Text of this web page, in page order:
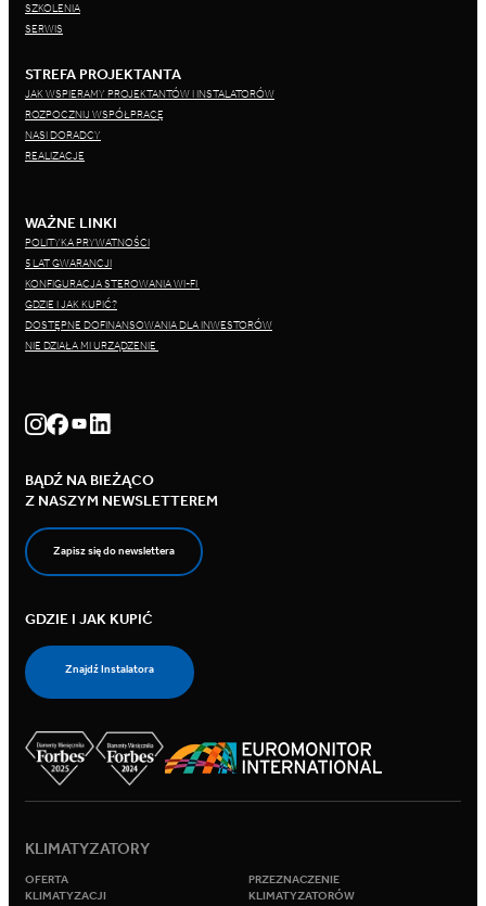
SZKOLENIA
SERWIS
STREFA PROJEKTANTA
JAK WSPIERAMY PROJEKTANTÓW I INSTALATORÓW
ROZPOCZNIJ WSPÓŁPRACĘ
NASI DORADCY
REALIZACJE
WAŻNE LINKI
POLITYKA PRYWATNOŚCI
5 LAT GWARANCJI
KONFIGURACJA STEROWANIA WI-FI
GDZIE I JAK KUPIĆ?
DOSTĘPNE DOFINANSOWANIA DLA INWESTORÓW
NIE DZIAŁA MI URZĄDZENIE
BĄDŹ NA BIEŻĄCO
Z NASZYM NEWSLETTEREM
Zapisz się do newslettera
GDZIE I JAK KUPIĆ
Znajdź Instalatora
KLIMATYZATORY
OFERTA
KLIMATYZACJI
PRZEZNACZENIE
KLIMATYZATORÓW